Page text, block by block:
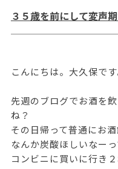
３５歳を前にして変声
こんにちは。大久保です
先週のブログでお酒を
ね？
その日帰って普通にお酒
なんか炭酸ほしいなー
コンビニに買いに行き２